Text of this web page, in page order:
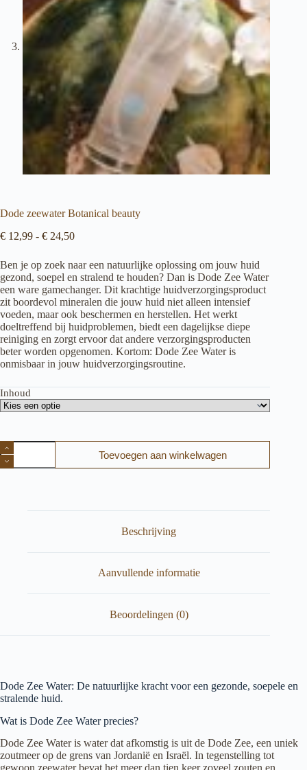
Dode zeewater Botanical beauty
€ 12,99 - € 24,50Prijsklasse:
€ 24,50
Ben je op zoek naar een natuurlijke oplossing om jouw huid
gezond, soepel en stralend te houden? Dan is Dode Zee Water
een ware gamechanger. Dit krachtige huidverzorgingsproduct
zit boordevol mineralen die jouw huid niet alleen intensief
voeden, maar ook beschermen en herstellen. Het werkt
doeltreffend bij huidproblemen, biedt een dagelijkse diepe
reiniging en zorgt ervoor dat andere verzorgingsproducten
beter worden opgenomen. Kortom: Dode Zee Water is
onmisbaar in jouw huidverzorgingsroutine.
Inhoud
Dode
zeewater
Botanical
Toevoegen aan winkelwagen
Beschrijving
Aanvullende informatie
Beoordelingen (0)
Dode Zee Water: De natuurlijke kracht voor een gezonde, soepele en
stralende huid.
Wat is Dode Zee Water precies?
Dode Zee Water is water dat afkomstig is uit de Dode Zee, een uniek
zoutmeer op de grens van Jordanië en Israël. In tegenstelling tot